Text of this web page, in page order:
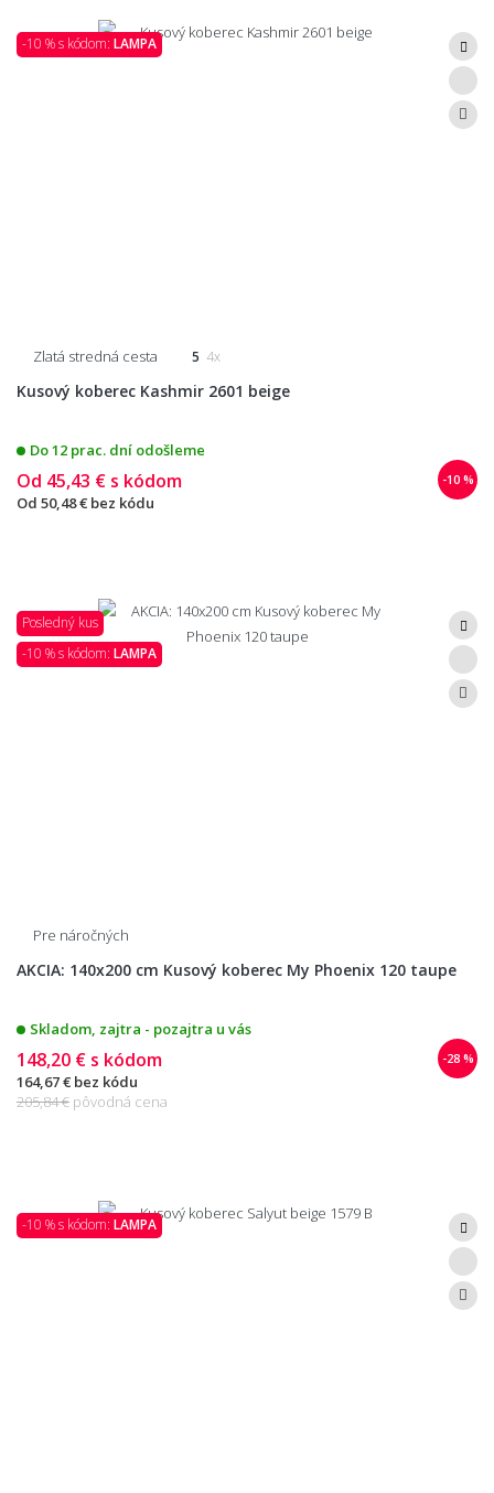
-10 % s kódom: LAMPA
Zlatá stredná cesta 5 4x
Kusový koberec Kashmir 2601 beige
Do 12 prac. dní odošleme
-10 %
Od 45,43 € s kódom
Od 50,48 € bez kódu
Posledný kus
-10 % s kódom: LAMPA
Pre náročných
AKCIA: 140x200 cm Kusový koberec My Phoenix 120 taupe
Skladom, zajtra - pozajtra u vás
-28 %
148,20 € s kódom
164,67 € bez kódu
205,84 € pôvodná cena
-10 % s kódom: LAMPA